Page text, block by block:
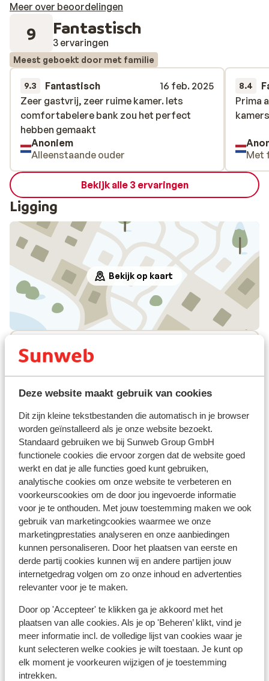
Deze website maakt gebruik van cookies
Dit zijn kleine tekstbestanden die automatisch in je browser
worden geïnstalleerd als je onze website bezoekt.
Standaard gebruiken we bij Sunweb Group GmbH
functionele cookies die ervoor zorgen dat de website goed
werkt en dat je alle functies goed kunt gebruiken,
analytische cookies om onze website te verbeteren en
voorkeurscookies om de door jou ingevoerde informatie
voor je te onthouden. Met jouw toestemming maken we ook
gebruik van marketingcookies waarmee we onze
marketingprestaties analyseren en onze aanbiedingen
kunnen personaliseren. Door het plaatsen van eerste en
derde partij cookies kunnen wij en andere partijen jouw
internetgedrag volgen om zo onze inhoud en advertenties
relevanter voor je te maken.
Door op 'Accepteer' te klikken ga je akkoord met het
plaatsen van alle cookies. Als je op 'Beheren’ klikt, vind je
meer informatie incl. de volledige lijst van cookies waar je
kunt selecteren welke cookies je wilt toestaan. Je kunt op
elk moment je voorkeuren wijzigen of je toestemming
intrekken.
Meer over beoordelingen
9 Fantastisch
3 ervaringen
Meest geboekt door met familie
9.3 Fantastisch
16 feb. 2025
Zeer gastvrij, zeer ruime kamer. Iets
comfortabelere bank zou het perfect
hebben gemaakt
Zeer gastvrij, zeer ruime kamer. Iets
comfortabelere bank zou het perfect
hebben gemaakt
Anoniem
Alleenstaande ouder
8.4
Prima
Prima
Met
Bekijk alle 3 ervaringen
Ligging
Bekijk op kaart
Afstanden
Centrum: 750 m
Afstand tot luchthaven munich circa 157,
kilometer: Salzburg circa 108 kilometer, Innsbruck
Afstand tot treinstation wörgl circa 16 kilometer
Skipiste: 550 m
Skibushalte: 550 m
Skilift schatzbergbahn: 550 m
(Mini)supermarkt: 800 m
Rustig gelegen
Aan een licht hellende weg
Skipas, -les en verhuur
Skipas
Skimateriaal
Andere accommodaties in Ski Juwel